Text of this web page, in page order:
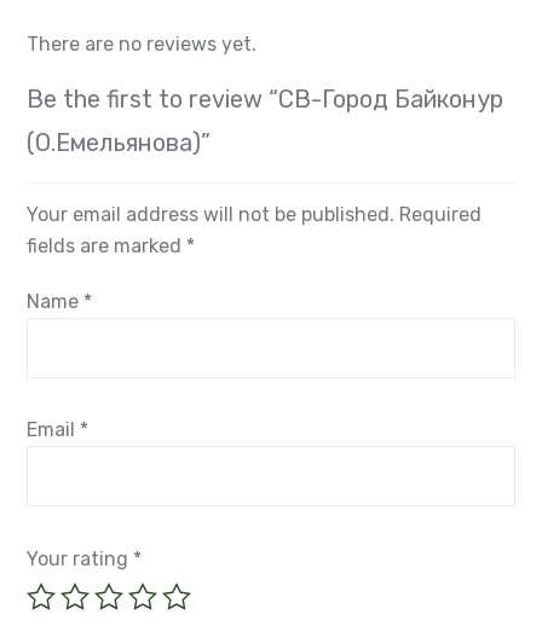
There are no reviews yet.
Be the first to review “СВ-Город Байконур
(О.Емельянова)”
Your email address will not be published. Required
fields are marked *
Name *
Email *
Your rating *